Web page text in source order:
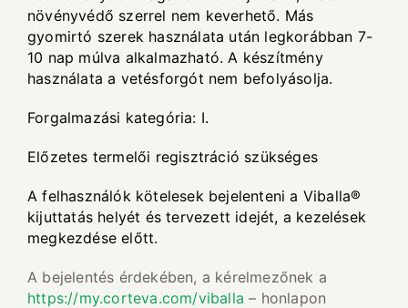
növényvédő szerrel nem keverhető. Más
gyomirtó szerek használata után legkorábban 7-
10 nap múlva alkalmazható. A készítmény
használata a vetésforgót nem befolyásolja.
Forgalmazási kategória: I.
Előzetes termelői regisztráció szükséges
A felhasználók kötelesek bejelenteni a Viballa®
kijuttatás helyét és tervezett idejét, a kezelések
megkezdése előtt.
A bejelentés érdekében, a kérelmezőnek a
https://my.corteva.com/viballa – honlapon